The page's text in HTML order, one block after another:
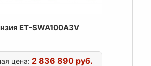
ET-SWA100A3V
цена: 2 836 890 руб.